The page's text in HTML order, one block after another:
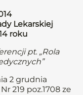
Lekarskiej
roku
pt. „Rola
2 grudnia
219 poz.1708 ze